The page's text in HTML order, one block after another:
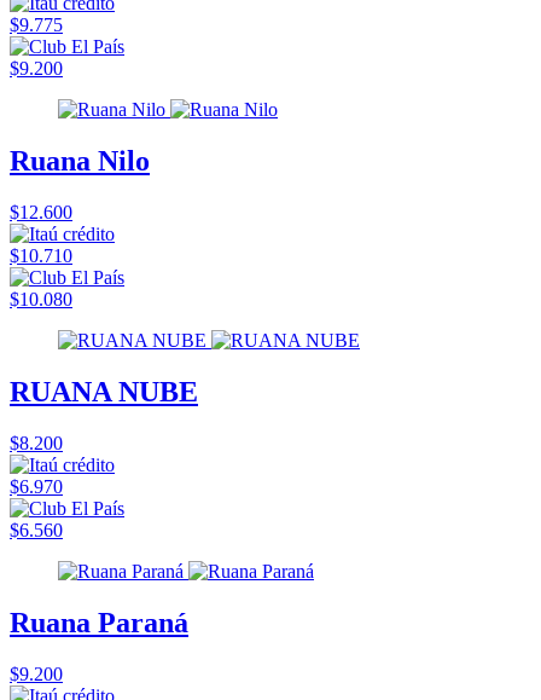
$9.775
$9.200
Ruana Nilo
$12.600
$10.710
$10.080
RUANA NUBE
$8.200
$6.970
$6.560
Ruana Paraná
$9.200